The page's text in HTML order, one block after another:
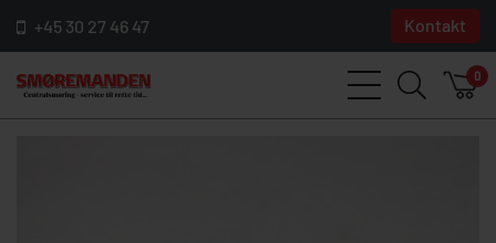
+45 30 27 46 47 Kontakt
0